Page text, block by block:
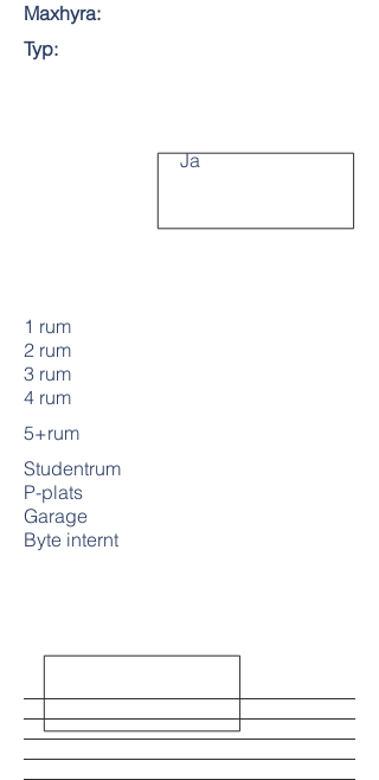
Maxhyra:
Typ:
Ja
1 rum
2 rum
3 rum
4 rum
5+rum
Studentrum
P-plats
Garage
Byte internt